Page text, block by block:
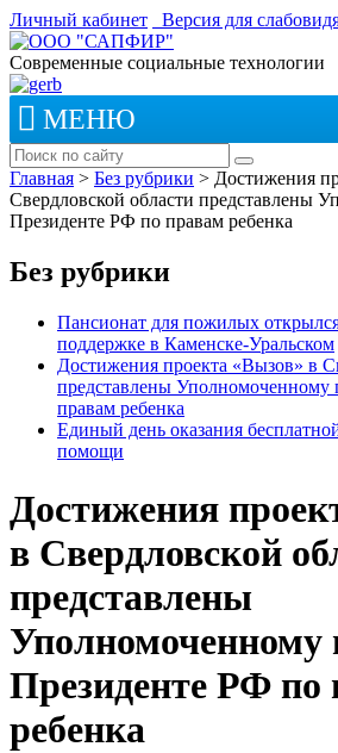
Личный кабинет Версия для
Современные социальные технологии
МЕНЮ
Главная > Без рубрики > Достижения
Свердловской области представлены
Президенте РФ по правам ребенка
Без рубрики
Пансионат для пожилых
поддержке в Каменске-Уральском
Достижения проекта «Вызов» в
представлены
правам ребенка
Единый день оказания
помощи
Достижения
в Свердловской
представлены
Уполномоченному
Президенте РФ по
ребенка